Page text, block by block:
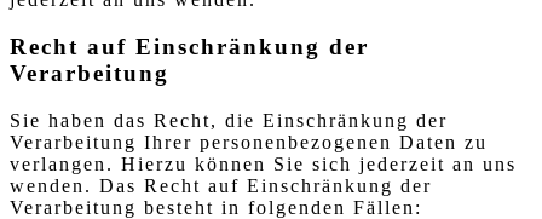
Recht auf Einschränkung der
Verarbeitung
Sie haben das Recht, die Einschränkung der
Verarbeitung Ihrer personenbezogenen Daten zu
verlangen. Hierzu können Sie sich jederzeit an uns
wenden. Das Recht auf Einschränkung der
Verarbeitung besteht in folgenden Fällen: